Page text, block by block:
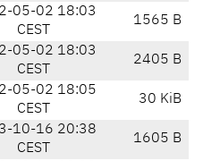
05-02 18:03
CEST
1565 B
05-02 18:03
CEST
2405 B
05-02 18:05
CEST
30 KiB
10-16 20:38
CEST
1605 B